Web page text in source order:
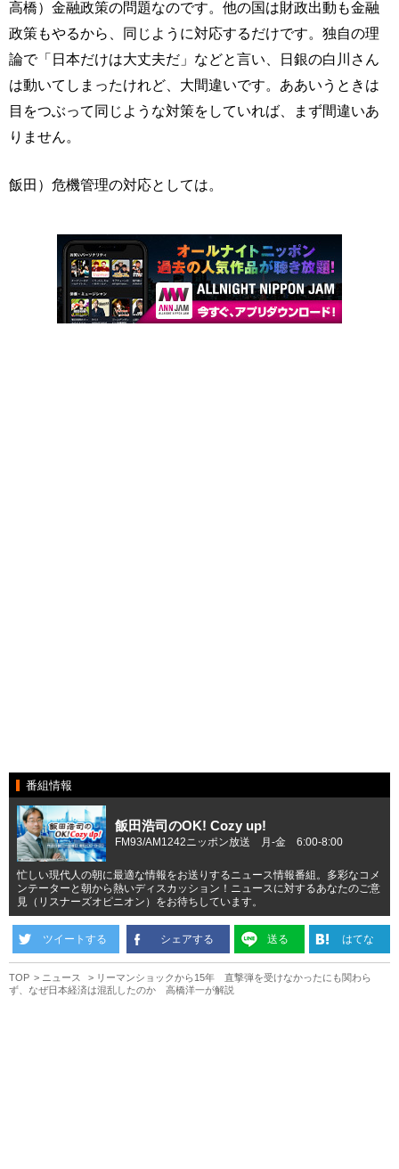
高橋）金融政策の問題なのです。他の国は財政出動も金融
政策もやるから、同じように対応するだけです。独自の理
論で「日本だけは大丈夫だ」などと言い、日銀の白川さん
は動いてしまったけれど、大間違いです。ああいうときは
目をつぶって同じような対策をしていれば、まず間違いあ
りません。
飯田）危機管理の対応としては。
番組情報
飯田浩司のOK! Cozy up!
FM93/AM1242ニッポン放送 月-金 6:00-8:00
忙しい現代人の朝に最適な情報をお送りするニュース情報番組。多彩なコメ
ンテーターと朝から熱いディスカッション！ニュースに対するあなたのご意
見（リスナーズオピニオン）をお待ちしています。
ツイートする シェアする 送る はてな
TOP ニュース
リーマンショックから15年 直撃弾を受けなかったにも関わら
ず、なぜ日本経済は混乱したのか 高橋洋一が解説